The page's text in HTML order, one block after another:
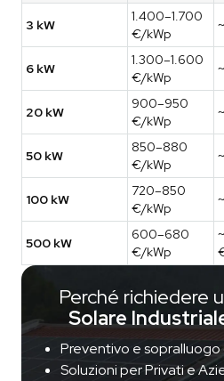
3 kW
1.400–1.700
€/kWp
6 kW
1.300–1.600
€/kWp
20 kW
900–950
€/kWp
50 kW
850–880
€/kWp
100 kW
720–850
€/kWp
500 kW
600–680
€/kWp
Perché richiedere
Solare
Preventivo e
Soluzioni per Privati e